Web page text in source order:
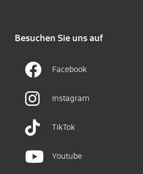
Besuchen Sie uns auf
Facebook
Instagram
TikTok
Youtube